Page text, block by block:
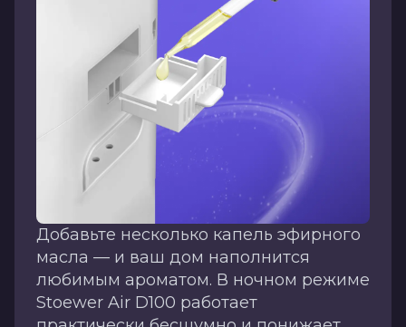
Добавьте несколько капель эфирного
масла — и ваш дом наполнится
любимым ароматом. В ночном режиме
Stoewer Air D100 работает